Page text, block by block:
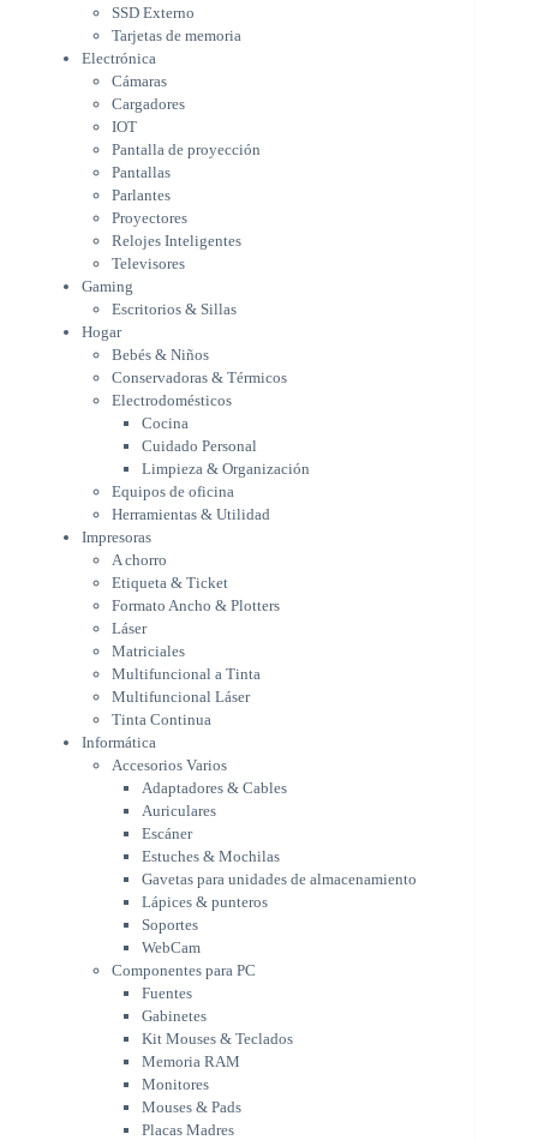
Proyectores
Relojes Inteligentes
Televisores
Gaming
Escritorios & Sillas
Hogar
Bebés & Niños
Conservadoras & Térmicos
Electrodomésticos
Cocina
Cuidado Personal
Limpieza & Organización
Equipos de oficina
Herramientas & Utilidad
Impresoras
A chorro
Etiqueta & Ticket
Formato Ancho & Plotters
Matriciales
Multifuncional a Tinta
Tinta Continua
Informática
Accesorios Varios
Adaptadores & Cables
Auriculares
Escáner
Estuches & Mochilas
Gavetas para unidades de
almacenamiento
Lápices & punteros
Soportes
WebCam
Componentes para PC
Fuentes
Gabinetes
Kit Mouses & Teclados
Memoria RAM
Monitores
Mouses & Pads
Placas Madres
Procesadores
Refrigeración & Enfriamiento
Tarjetas Gráficas
Teclados
Equipos NUC
SSD Externo
Tarjetas de memoria
Electrónica
Cámaras
Cargadores
IOT
Pantalla de proyección
Pantallas
Parlantes
Proyectores
Relojes Inteligentes
Televisores
Gaming
Escritorios & Sillas
Hogar
Bebés & Niños
Conservadoras & Térmicos
Electrodomésticos
Cocina
Cuidado Personal
Limpieza & Organización
Equipos de oficina
Herramientas & Utilidad
Impresoras
A chorro
Etiqueta & Ticket
Formato Ancho & Plotters
Láser
Matriciales
Multifuncional a Tinta
Multifuncional Láser
Tinta Continua
Informática
Accesorios Varios
Adaptadores & Cables
Auriculares
Escáner
Estuches & Mochilas
Gavetas para unidades de almacenamiento
Lápices & punteros
Soportes
WebCam
Componentes para PC
Fuentes
Gabinetes
Kit Mouses & Teclados
Memoria RAM
Monitores
Mouses & Pads
Placas Madres